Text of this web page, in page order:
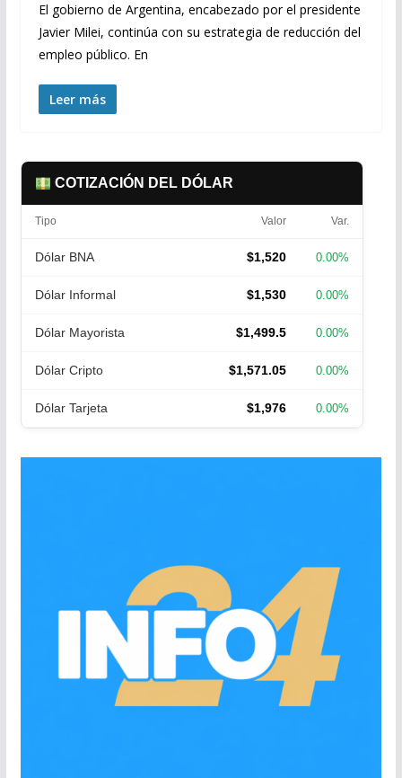
El gobierno de Argentina, encabezado por el presidente
Javier Milei, continúa con su estrategia de reducción del
empleo público. En
Leer más
COTIZACIÓN DEL DÓLAR
Tipo Valor Var.
Dólar BNA $1,520 0.00%
Dólar Informal $1,530 0.00%
Dólar Mayorista $1,499.5 0.00%
Dólar Cripto $1,571.05 0.00%
Dólar Tarjeta $1,976 0.00%